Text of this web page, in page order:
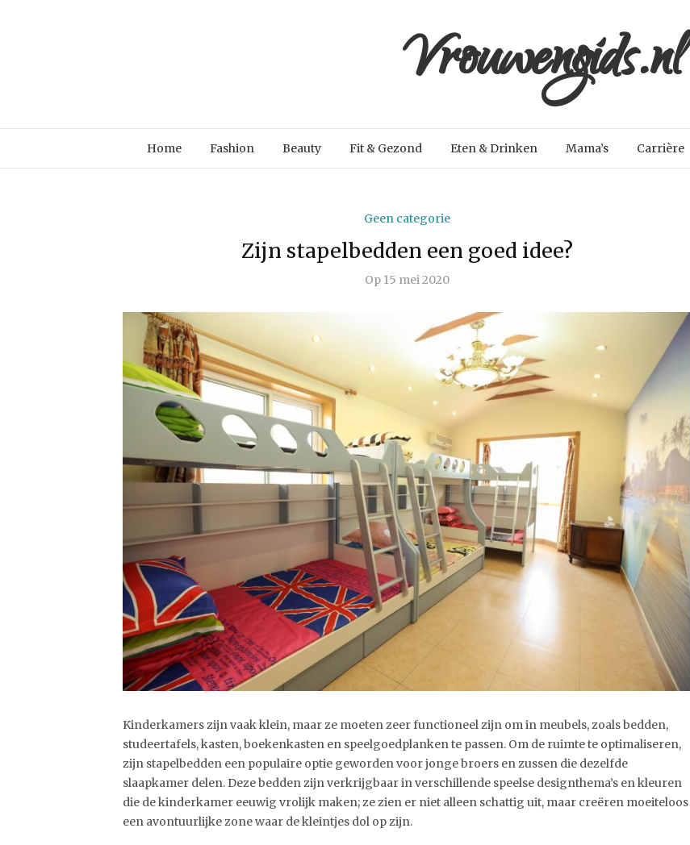
Vrouwengids.nl
Home Fashion Beauty Fit & Gezond Eten & Drinken Mama’s Carrière
Geen categorie
Zijn stapelbedden een goed idee?
Op15 mei 2020
Kinderkamers zijn vaak klein, maar ze moeten zeer functioneel zijn om in meubels, zoals bedden,
studeertafels, kasten, boekenkasten en speelgoedplanken te passen. Om de ruimte te optimaliseren,
zijn stapelbedden een populaire optie geworden voor jonge broers en zussen die dezelfde
slaapkamer delen. Deze bedden zijn verkrijgbaar in verschillende speelse designthema’s en kleuren
die de kinderkamer eeuwig vrolijk maken; ze zien er niet alleen schattig uit, maar creëren moeiteloos
een avontuurlijke zone waar de kleintjes dol op zijn.